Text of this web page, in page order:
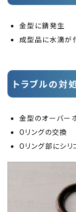
金型に錆発生
成型品に水滴が
トラブルの対
金型のオーバー
Oリングの交換
Oリング部にシ